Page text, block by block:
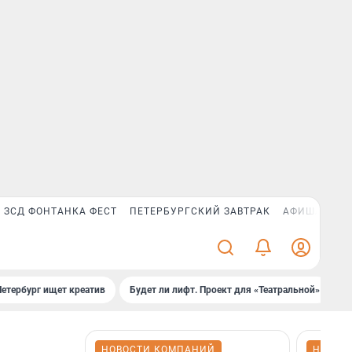
ЗСД ФОНТАНКА ФЕСТ ПЕТЕРБУРГСКИЙ ЗАВТРАК АФИША PLUS
ищет креатив Будет ли лифт. Проект для «Театральной»
НОВОСТИ КОМПАНИЙ